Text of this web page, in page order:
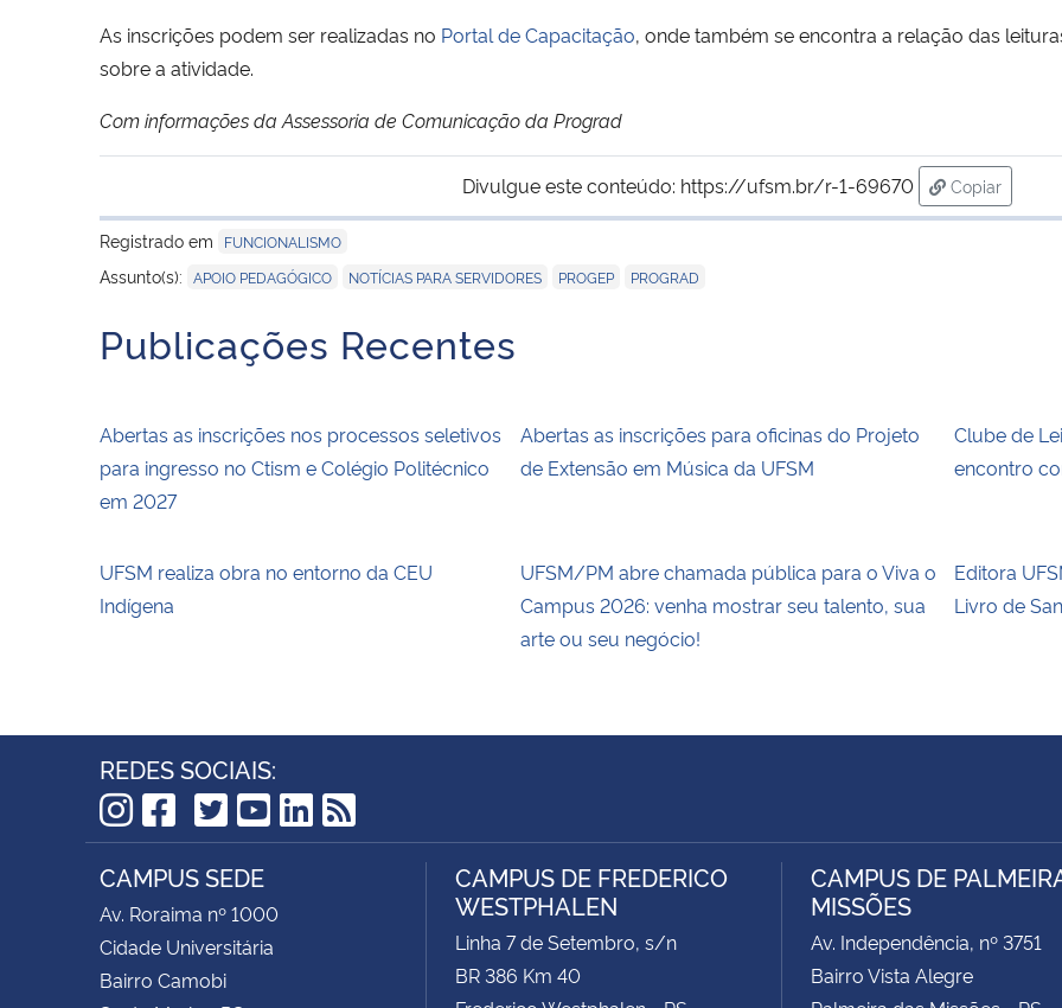
As inscrições podem ser realizadas no Portal de Capacitação, onde também se encontra a relação das
sobre a atividade.
Com informações da Assessoria de Comunicação da Prograd
Divulgue este conteúdo: https://ufsm.br/r-1-69670
Copiar
para área
Registrado em
FUNCIONALISMO
Assunto(s): APOIO PEDAGÓGICO NOTÍCIAS PARA SERVIDORES PROGEP PROGRAD
Publicações Recentes
Abertas as inscrições nos processos seletivos
para ingresso no Ctism e Colégio Politécnico
em 2027
Abertas as inscrições para oficinas do Projeto
de Extensão em Música da UFSM
Clube de
encontro
UFSM realiza obra no entorno da CEU
Indígena
UFSM/PM abre chamada pública para o Viva o
Campus 2026: venha mostrar seu talento, sua
arte ou seu negócio!
Editora
Livro de
REDES SOCIAIS:
Instagram
Facebook
TikTok
Twitter
YouTube
LinkedIn
RSS
CAMPUS SEDE
Av. Roraima nº 1000
Cidade Universitária
Bairro Camobi
CAMPUS DE FREDERICO
WESTPHALEN
Linha 7 de Setembro, s/n
BR 386 Km 40
CAMPUS DE
MISSÕES
Av. Independência, nº 3751
Bairro Vista Alegre